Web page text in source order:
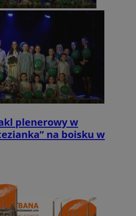
plenerowy w
na boisku w